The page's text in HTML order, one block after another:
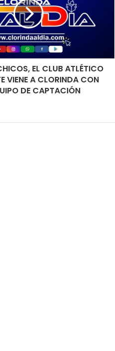
EL CLUB ATLÉTICO
VIENE A CLORINDA CON
DE CAPTACIÓN